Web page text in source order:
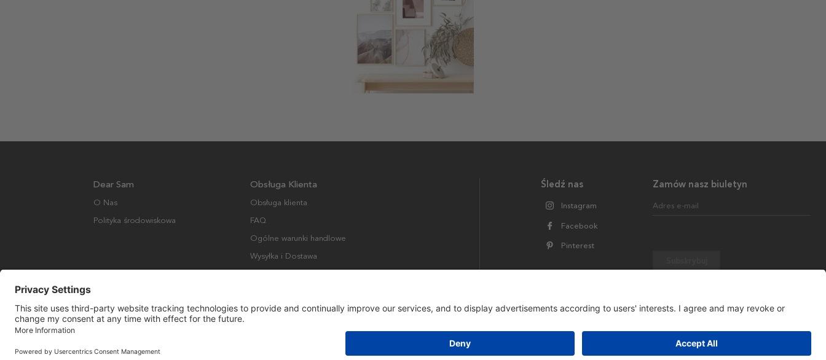
Zamów nasz biuletyn
Adres e-mail
Śledź nas
Instagram
Facebook
Pinterest
Dear Sam
O Nas
Polityka środowiskowa
Obsługa Klienta
Obsługa klienta
FAQ
Ogólne warunki handlowe
Wysyłka i Dostawa